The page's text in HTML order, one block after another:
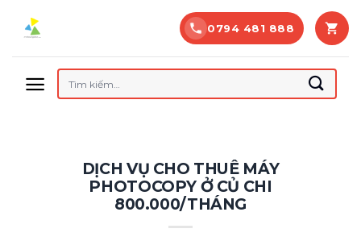
0794 481 888
Tìm
kiếm:
DỊCH VỤ CHO THUÊ MÁY
PHOTOCOPY Ở CỦ CHI
800.000/THÁNG